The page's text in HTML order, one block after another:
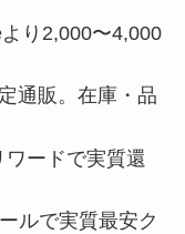
り2,000〜4,000
通販。在庫・品
ードで実質還
ルで実質最安ク